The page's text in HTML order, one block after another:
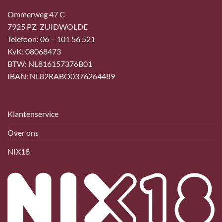
Ommerweg 47 C
7925 PZ ZUIDWOLDE
Telefoon: 06 – 101 56 521
KvK: 08068473
BTW: NL816157376B01
IBAN: NL82RABO0376264489
Klantenservice
Over ons
NIX18